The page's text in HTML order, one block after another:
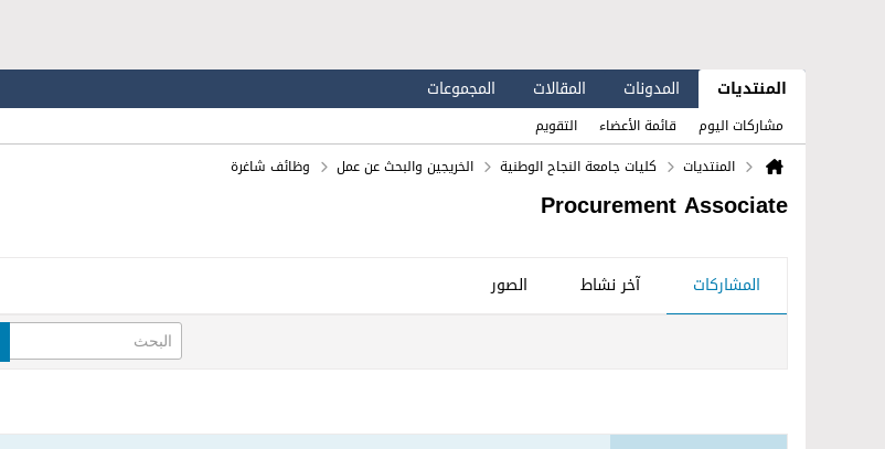
المنتديات المدونات المقالات المجموعات
مشاركات اليوم قائمة الأعضاء
التقويم
المنتديات
كليات جامعة النجاح الوطنية الخريجين والبحث عن عمل وظائف شاغرة
Procurement Associate
المشاركات آخر نشاط
الصور